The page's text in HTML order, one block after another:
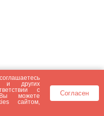
других
с
можете
сайтом,
Согласен